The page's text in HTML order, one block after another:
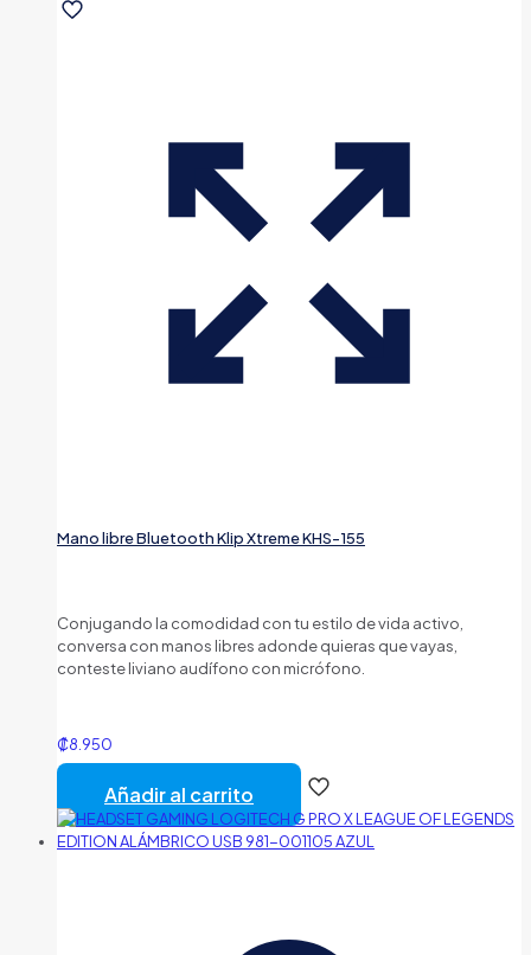
Mano libre Bluetooth Klip Xtreme KHS-155
Conjugando la comodidad con tu estilo de vida activo,
conversa con manos libres adonde quieras que vayas,
conteste liviano audífono con micrófono.
₡8.950
Añadir al carrito